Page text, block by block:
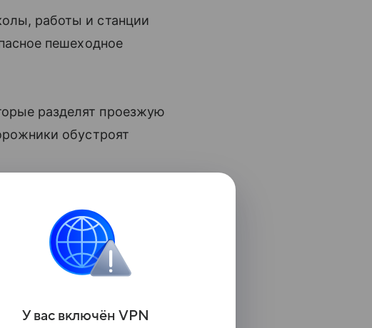
работы и станции
пешеходное
разделят проезжую
обустроят
уровень
переходы позволят
действительно нужно», —
поселения
У вас включён VPN